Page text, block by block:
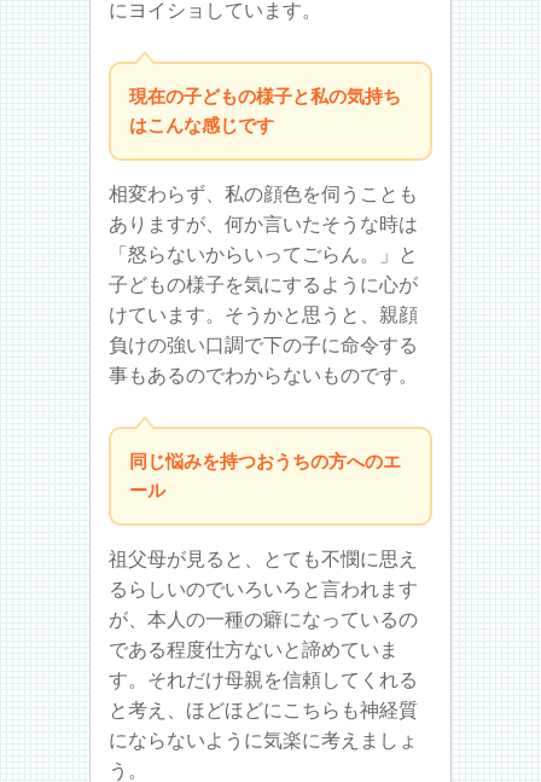
にヨイショしています。
現在の子どもの様子と私の気持ち
はこんな感じです
相変わらず、私の顔色を伺うことも
ありますが、何か言いたそうな時は
「怒らないからいってごらん。」と
子どもの様子を気にするように心が
けています。そうかと思うと、親顔
負けの強い口調で下の子に命令する
事もあるのでわからないものです。
同じ悩みを持つおうちの方へのエ
ール
祖父母が見ると、とても不憫に思え
るらしいのでいろいろと言われます
が、本人の一種の癖になっているの
である程度仕方ないと諦めていま
す。それだけ母親を信頼してくれる
と考え、ほどほどにこちらも神経質
にならないように気楽に考えましょ
う。